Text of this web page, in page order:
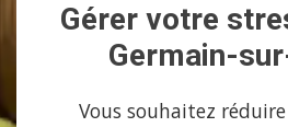
Gérer votre
Germain-
Vous souhaitez